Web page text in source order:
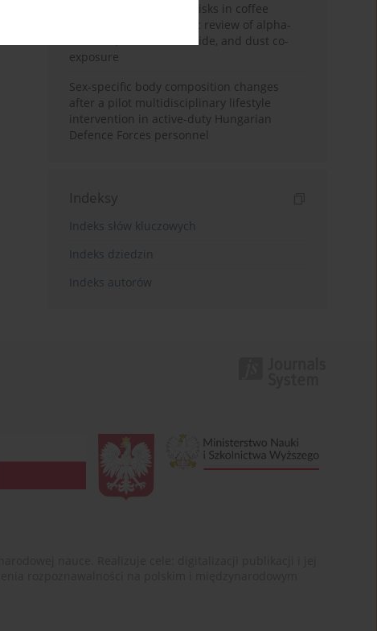
Synergistic respiratory risks in coffee
processing: a systematic review of alpha-
diketone, carbon monoxide, and dust co-
exposure
Sex-specific body composition changes
after a pilot multidisciplinary lifestyle
intervention in active-duty Hungarian
Defence Forces personnel
Indeksy
Indeks słów kluczowych
Indeks dziedzin
Indeks autorów